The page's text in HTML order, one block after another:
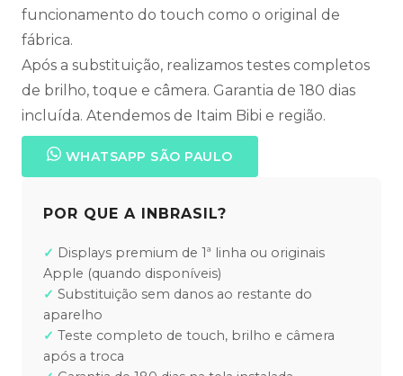
funcionamento do touch como o original de
fábrica.
Após a substituição, realizamos testes completos
de brilho, toque e câmera. Garantia de 180 dias
incluída. Atendemos de Itaim Bibi e região.
WHATSAPP SÃO PAULO
POR QUE A INBRASIL?
Displays premium de 1ª linha ou originais
Apple (quando disponíveis)
Substituição sem danos ao restante do
aparelho
Teste completo de touch, brilho e câmera
após a troca